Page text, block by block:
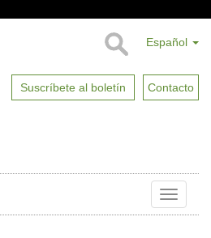
Español
Suscríbete al boletín Contacto
Toggle